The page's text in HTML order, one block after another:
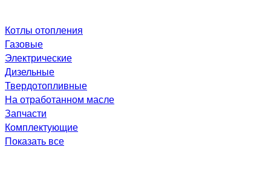
Котлы отопления
Газовые
Электрические
Дизельные
Твердотопливные
На отработанном масле
Запчасти
Комплектующие
Показать все